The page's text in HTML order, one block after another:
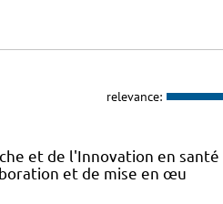
relevance:
et de l'Innovation en santé
et de mise en œu